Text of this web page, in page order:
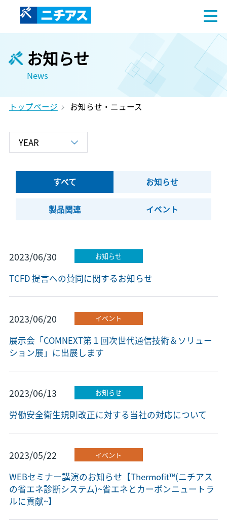
お知らせ
News
トップページ お知らせ・ニュース
すべて お知らせ
製品関連 イベント
2023/06/30 お知らせ
TCFD 提言への賛同に関するお知らせ
2023/06/20 イベント
展示会「COMNEXT第１回次世代通信技術＆ソリュー
ション展」に出展します
2023/06/13 お知らせ
労働安全衛生規則改正に対する当社の対応について
2023/05/22 イベント
WEBセミナー講演のお知らせ【Thermofit™(ニチアス
の省エネ診断システム)~省エネとカーボンニュートラ
ルに貢献~】